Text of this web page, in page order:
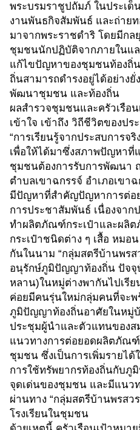
พระบรมราชูปถัมภ์ ในประเ
งานพันธกิจสัมพันธ์ และถ่ายท
มาจากพระราชดำริ โดยมีกล
ชุมชนนักปฏิบัติจากภายในแ
แก้ไขปัญหาของชุมชนท้องถิ่
ถิ่นสามารถดำรงอยู่ได้อย่าง
พัฒนาชุมชน และท้องถิ่น
ผลสำรวจชุมชนและครัวเรือ
เข้าใจ เข้าถึง วิถีชีวิตของปร
“การเรียนรู้จากประสบการจ
เพื่อให้ได้มาซึ่งสภาพปัญหาที่
ชุมชนต้องการรับการพัฒนา
ตำบลเขาฉกรรจ์ อำเภอเขา
มีปัญหาที่สำคัญปัญหาการต่อ
การประชาสัมพันธ์ เนื่องจา
ทำผลิตภัณฑ์กระเป๋าและผลิ
กระเป๋าชนิดต่าง ๆ เสื้อ หมอ
กันในนาม “กลุ่มสตรีบ้านพร
อนุรักษ์ภูมิปัญญาท้องถิ่น ปัจจุ
หลาน)ในหมู่ต่างพากันไปเรี
ค่อยมีคนรุ่นใหม่กลุ่มคนที่จะพ
ภูมิปัญญาท้องถิ่นอาศัยในหมู่
ประชุมผู้นำและตัวแทนของ
แนวทางการต่อยอดผลิตภัณ
ชุมชน ซึ่งเป็นการเพิ่มรายไ
การใช้ทรัพยากรท้องถิ่นกับ
จุดเด่นของชุมชน และมีแนว
ผ่านทาง “กลุ่มสตรีบ้านพรสว
โรงเรียนในชุมชน